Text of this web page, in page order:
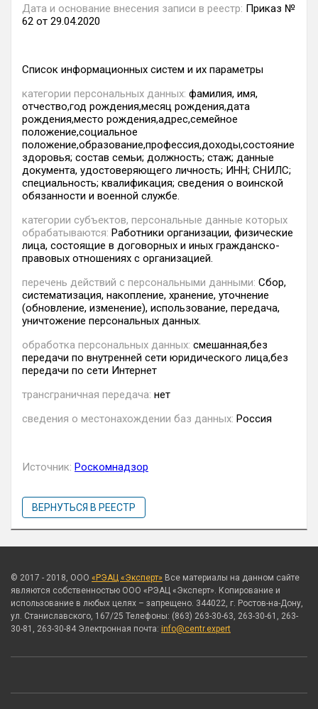
Дата и основание внесения записи в реестр: Приказ №
62 от 29.04.2020
Список информационных систем и их параметры
категории персональных данных: фамилия, имя,
отчество,год рождения,месяц рождения,дата
рождения,место рождения,адрес,семейное
положение,социальное
положение,образование,профессия,доходы,состояние
здоровья; состав семьи; должность; стаж; данные
документа, удостоверяющего личность; ИНН; СНИЛС;
специальность; квалификация; сведения о воинской
обязанности и военной службе.
категории субъектов, персональные данные которых
обрабатываются: Работники организации, физические
лица, состоящие в договорных и иных гражданско-
правовых отношениях с организацией.
перечень действий с персональными данными: Сбор,
систематизация, накопление, хранение, уточнение
(обновление, изменение), использование, передача,
уничтожение персональных данных.
обработка персональных данных: смешанная,без
передачи по внутренней сети юридического лица,без
передачи по сети Интернет
трансграничная передача: нет
сведения о местонахождении баз данных: Россия
Источник: Роскомнадзор
ВЕРНУТЬСЯ В РЕЕСТР
© 2017 - 2018, ООО «РЭАЦ «Эксперт» Все материалы на данном сайте
являются собственностью ООО «РЭАЦ «Эксперт». Копирование и
использование в любых целях – запрещено. 344022, г. Ростов-на-Дону,
ул. Станиславского, 167/25 Телефоны: (863) 263-30-63, 263-30-61, 263-
30-81, 263-30-84 Электронная почта: info@centr.expert